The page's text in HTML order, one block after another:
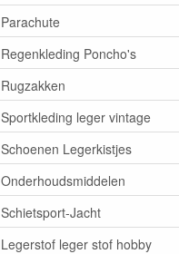
Parachute
Regenkleding Poncho's
Rugzakken
Sportkleding leger vintage
Schoenen Legerkistjes
Onderhoudsmiddelen
Schietsport-Jacht
Legerstof leger stof hobby